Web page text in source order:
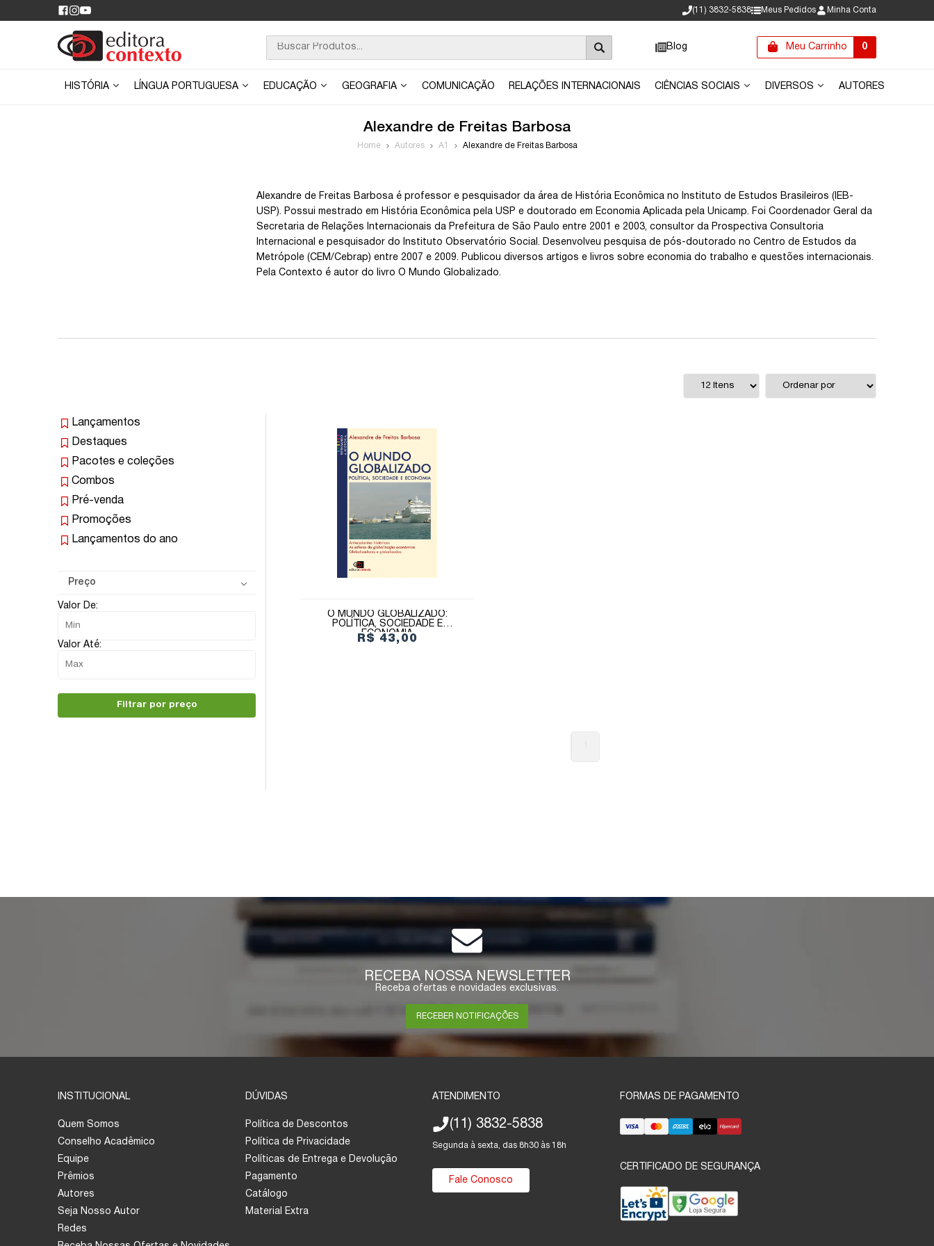
(11) 3832-5838 Meus Pedidos Minha Conta
Blog Meu Carrinho 0
HISTÓRIA LÍNGUA PORTUGUESA EDUCAÇÃO GEOGRAFIA COMUNICAÇÃO RELAÇÕES INTERNACIONAIS CIÊNCIAS SOCIAIS DIVERSOS AUTORES
Alexandre de Freitas Barbosa
Home Autores A1 Alexandre de Freitas Barbosa
Alexandre de Freitas Barbosa é professor e pesquisador da área de História Econômica no Instituto de Estudos Brasileiros (IEB-
USP). Possui mestrado em História Econômica pela USP e doutorado em Economia Aplicada pela Unicamp. Foi Coordenador Geral da
Secretaria de Relações Internacionais da Prefeitura de São Paulo entre 2001 e 2003, consultor da Prospectiva Consultoria
Internacional e pesquisador do Instituto Observatório Social. Desenvolveu pesquisa de pós-doutorado no Centro de Estudos da
Metrópole (CEM/Cebrap) entre 2007 e 2009. Publicou diversos artigos e livros sobre economia do trabalho e questões internacionais.
Pela Contexto é autor do livro O Mundo Globalizado.
Lançamentos
Destaques
Pacotes e coleções
Combos
Pré-venda
Promoções
Lançamentos do ano
Preço
Valor De:
Valor Até:
Filtrar por preço
O MUNDO GLOBALIZADO:
POLÍTICA, SOCIEDADE E
ECONOMIA
R$ 43,00
RECEBA NOSSA NEWSLETTER
Receba ofertas e novidades exclusivas.
RECEBER NOTIFICAÇÕES
INSTITUCIONAL
Quem Somos
Conselho Acadêmico
Equipe
Prêmios
Autores
Seja Nosso Autor
Redes
DÚVIDAS
Política de Descontos
Política de Privacidade
Políticas de Entrega e Devolução
Pagamento
Catálogo
Material Extra
ATENDIMENTO
(11) 3832-5838
Segunda à sexta, das 8h30 às 18h
Fale Conosco
FORMAS DE PAGAMENTO
CERTIFICADO DE SEGURANÇA